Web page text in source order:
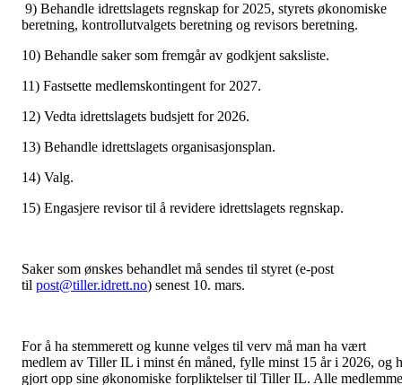
9) Behandle idrettslagets regnskap for 2025, styrets økonomiske
beretning, kontrollutvalgets beretning og revisors beretning.
10) Behandle saker som fremgår av godkjent saksliste.
11) Fastsette medlemskontingent for 2027.
12) Vedta idrettslagets budsjett for 2026.
13) Behandle idrettslagets organisasjonsplan.
14) Valg.
15) Engasjere revisor til å revidere idrettslagets regnskap.
Saker som ønskes behandlet må sendes til styret (e-post
til post@tiller.idrett.no) senest 10. mars.
For å ha stemmerett og kunne velges til verv må man ha vært
medlem av Tiller IL i minst én måned, fylle minst 15 år i 2026, og
gjort opp sine økonomiske forpliktelser til Tiller IL. Alle